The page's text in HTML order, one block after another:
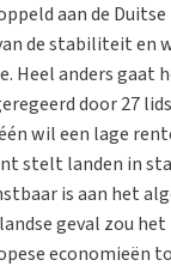
aan de Duitse
de stabiliteit en
Heel anders gaat
door 27
wil een lage
stelt landen in
is aan het
geval zou
economieën